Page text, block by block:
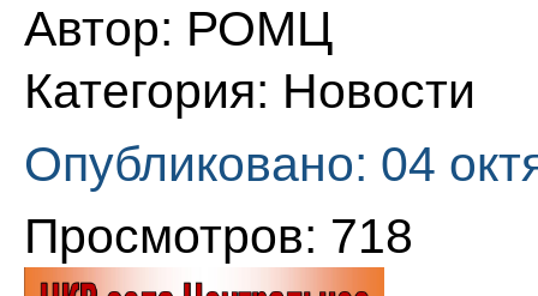
Автор: РОМЦ
Категория: Новости
Опубликовано: 04
Просмотров: 718